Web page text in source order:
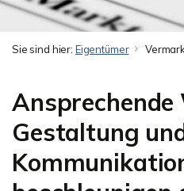
Sie sind hier: Eigentümer
Gestaltung